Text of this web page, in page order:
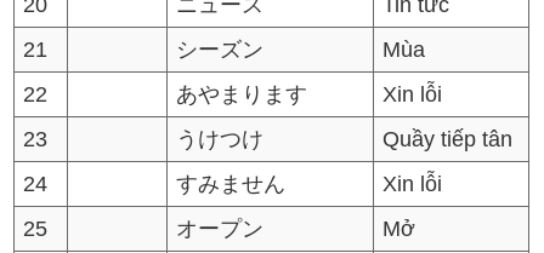
20
ニュース
Tin tức
21
シーズン
Mùa
22
あやまります
Xin lỗi
23
うけつけ
Quầy tiếp tân
24
すみません
Xin lỗi
25
オープン
Mở